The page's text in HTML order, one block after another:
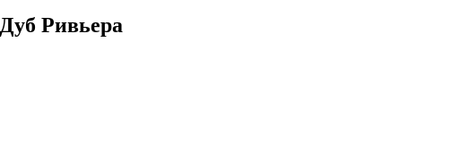
Ривьера